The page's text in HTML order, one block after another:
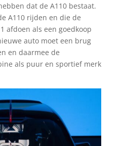
dat de A110 bestaat.
A110 rijden en die de
afdoen als een goedkoop
auto moet een brug
en daarmee de
als puur en sportief merk